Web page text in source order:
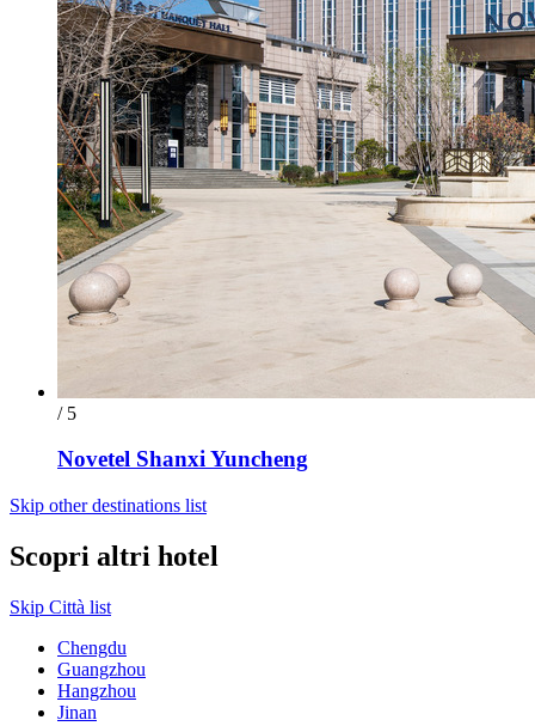
/ 5
Novetel Shanxi Yuncheng
Skip other destinations list
Scopri altri hotel
Skip Città list
Chengdu
Guangzhou
Hangzhou
Jinan